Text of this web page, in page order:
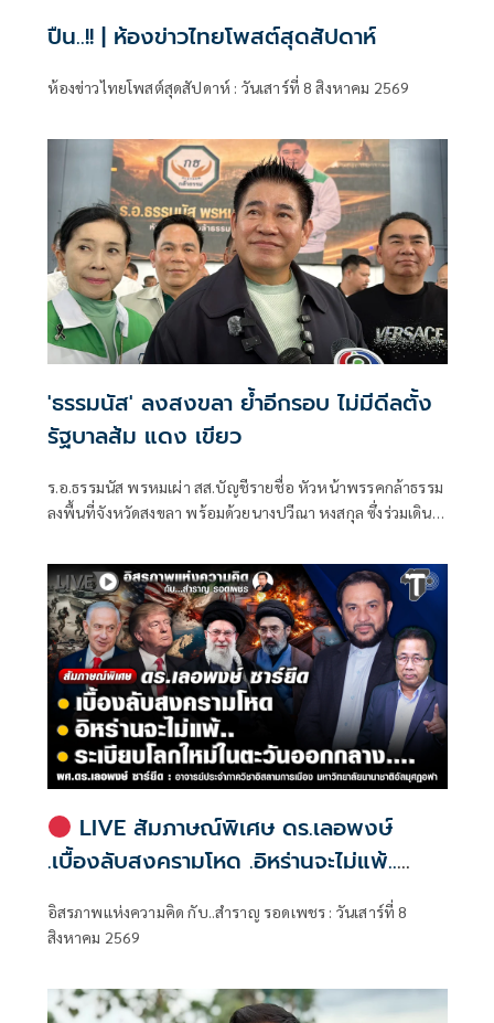
ปืน..!! | ห้องข่าวไทยโพสต์สุดสัปดาห์
ห้องข่าวไทยโพสต์สุดสัปดาห์ : วันเสาร์ที่ 8 สิงหาคม 2569
'ธรรมนัส' ลงสงขลา ย้ำอีกรอบ ไม่มีดีลตั้ง
รัฐบาลส้ม แดง เขียว
ร.อ.ธรรมนัส พรหมเผ่า สส.บัญชีรายชื่อ หัวหน้าพรรคกล้าธรรม
ลงพื้นที่จังหวัดสงขลา พร้อมด้วยนางปวีณา หงสกุล ซึ่งร่วมเดิน
ณ ที่ทำการนายเดชอิศม์ โดยมีการประชุมหารือแนวทางการ
ทำงานและขับเคลื่อนนโยบายในพื้นที่ ก่อนเดินทางต่อไปยัง
จังหวัดพัทลุง
LIVE สัมภาษณ์พิเศษ ดร.เลอพงษ์
.เบื้องลับสงครามโหด .อิหร่านจะไม่แพ้..
อิสรภาพแห่งความคิด กับ..สำราญ รอด
อิสรภาพแห่งความคิด กับ..สำราญ รอดเพชร : วันเสาร์ที่ 8
สิงหาคม 2569